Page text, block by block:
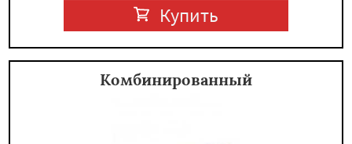
Купить
Комбинированный